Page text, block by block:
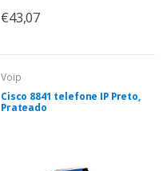
€43,07
Voip
Cisco 8841 telefone IP Preto,
Prateado